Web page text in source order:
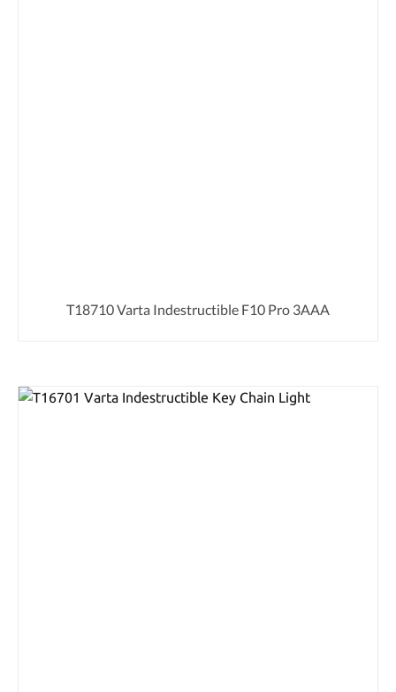
T18710 Varta Indestructible F10 Pro 3AAA